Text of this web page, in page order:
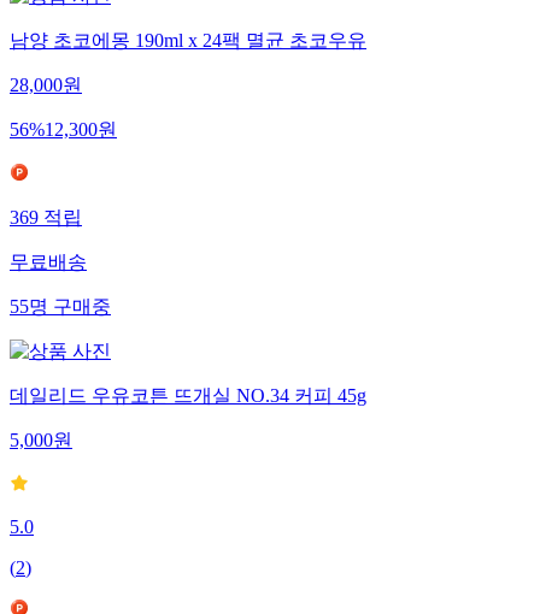
남양 초코에몽 190ml x 24팩 멸균 초코우유
28,000원
56%12,300원
369적립
무료배송
55명구매중
데일리드 우유코튼 뜨개실 NO.34 커피 45g
5,000원
5.0
(2)